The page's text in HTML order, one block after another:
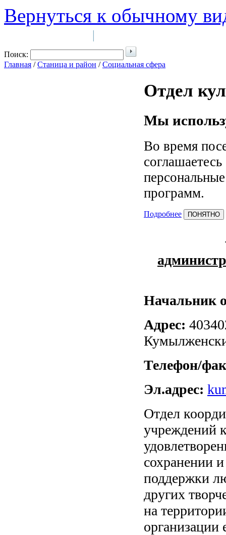
Вернуться к обычному
|
Поиск:
Главная /Станица и район /Социальная сфера
Отдел
Мы
Во время
программ.
Подробнее ПОНЯТНО
Начальник
Адрес:
Телефон/
Эл.адрес:
Отдел
учреждений
сохранении
поддержки
других
на
организации